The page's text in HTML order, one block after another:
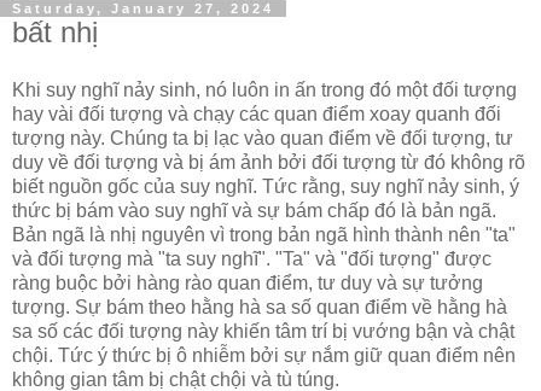
Saturday, January 27, 2024
bất nhị
Khi suy nghĩ nảy sinh, nó luôn in ấn trong đó một đối tượng
hay vài đối tượng và chạy các quan điểm xoay quanh đối
tượng này. Chúng ta bị lạc vào quan điểm về đối tượng, tư
duy về đối tượng và bị ám ảnh bởi đối tượng từ đó không rõ
biết nguồn gốc của suy nghĩ. Tức rằng, suy nghĩ nảy sinh, ý
thức bị bám vào suy nghĩ và sự bám chấp đó là bản ngã.
Bản ngã là nhị nguyên vì trong bản ngã hình thành nên "ta"
và đối tượng mà "ta suy nghĩ". "Ta" và "đối tượng" được
ràng buộc bởi hàng rào quan điểm, tư duy và sự tưởng
tượng. Sự bám theo hằng hà sa số quan điểm về hằng hà
sa số các đối tượng này khiến tâm trí bị vướng bận và chật
chội. Tức ý thức bị ô nhiễm bởi sự nắm giữ quan điểm nên
không gian tâm bị chật chội và tù túng.